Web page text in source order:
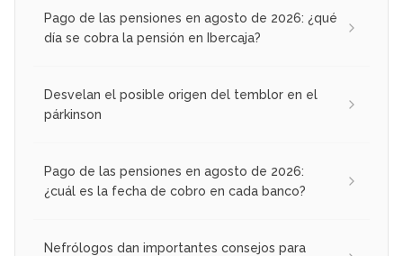
Pago de las pensiones en agosto de 2026: ¿qué
día se cobra la pensión en Ibercaja?
Desvelan el posible origen del temblor en el
párkinson
Pago de las pensiones en agosto de 2026:
¿cuál es la fecha de cobro en cada banco?
Nefrólogos dan importantes consejos para